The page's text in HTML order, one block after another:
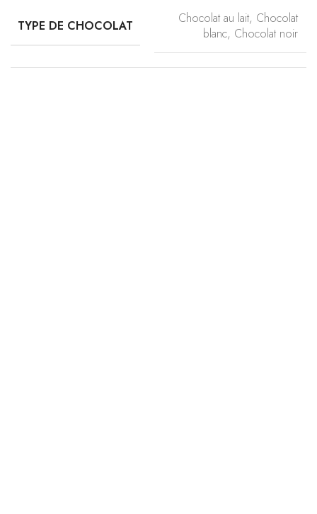
TYPE DE CHOCOLAT
Chocolat au lait, Chocolat
blanc, Chocolat noir